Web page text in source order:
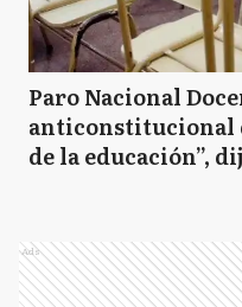
Paro Nacional
anticonstitucional
de la educación”,
Ads